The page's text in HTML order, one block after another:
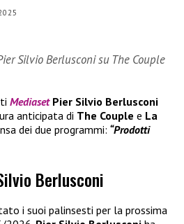
Silvio Berlusconi su The Couple
Mediaset Pier Silvio Berlusconi
anticipata di The Couple e La
dei due programmi: “Prodotti
Berlusconi
i suoi palinsesti per la prossima